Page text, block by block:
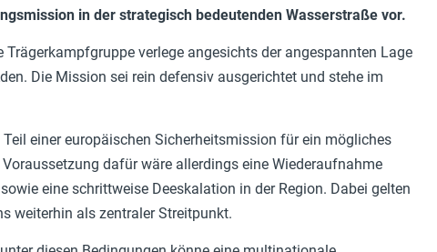
in der strategisch bedeutenden Wasserstraße vor.
verlege angesichts der angespannten Lage
Die Mission sei rein defensiv ausgerichtet und stehe im
einer europäischen Sicherheitsmission für ein mögliches
dafür wäre allerdings eine Wiederaufnahme
eine schrittweise Deeskalation in der Region. Dabei gelten
weiterhin als zentraler Streitpunkt.